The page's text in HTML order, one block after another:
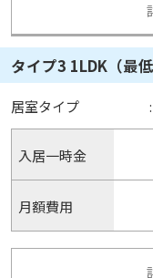
タイプ3 1LDK（最低
居室タイプ :
入居一時金
月額費用